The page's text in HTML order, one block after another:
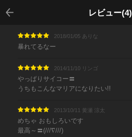
レビュー(4)
戻る
2018/01/05 ありな
暴れてるなー
2014/11/10 リンゴ
やっぱりサイコー〓
うちもこんなマリアになりたい!!
2013/10/11 黄瀬 涼太
めちゃ おもしろいです
最高～〓(///∇///)